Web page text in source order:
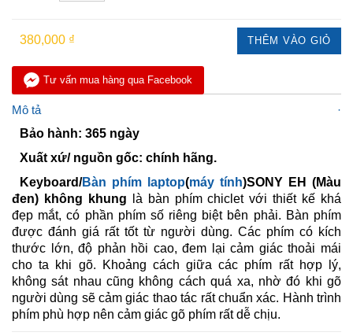
380,000 ₫ THÊM VÀO GIỎ
Tư vấn mua hàng qua Facebook
Mô tả
Bảo hành: 365 ngày
Xuất xứ/ nguồn gốc: chính hãng.
Keyboard/Bàn phím laptop(máy tính)SONY EH (Màu
đen) không khung là bàn phím chiclet với thiết kế khá
đẹp mắt, có phần phím số riêng biệt bên phải. Bàn phím
được đánh giá rất tốt từ người dùng. Các phím có kích
thước lớn, độ phản hồi cao, đem lại cảm giác thoải mái
cho ta khi gõ. Khoảng cách giữa các phím rất hợp lý,
không sát nhau cũng không cách quá xa, nhờ đó khi gõ
người dùng sẽ cảm giác thao tác rất chuẩn xác. Hành trình
phím phù hợp nên cảm giác gõ phím rất dễ chịu.